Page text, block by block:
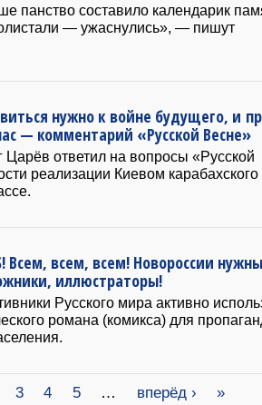
панство составило календарик
— ужаснулись», — пишут
нужно к войне будущего, и
— комментарий «Русской Весне»
Царёв ответил на вопросы «Русской
реализации Киевом карабахского
Всем, всем, всем! Новороссии нужны
иллюстраторы!
Русского мира активно
романа (комикса) для
3 4 5 … вперёд › »